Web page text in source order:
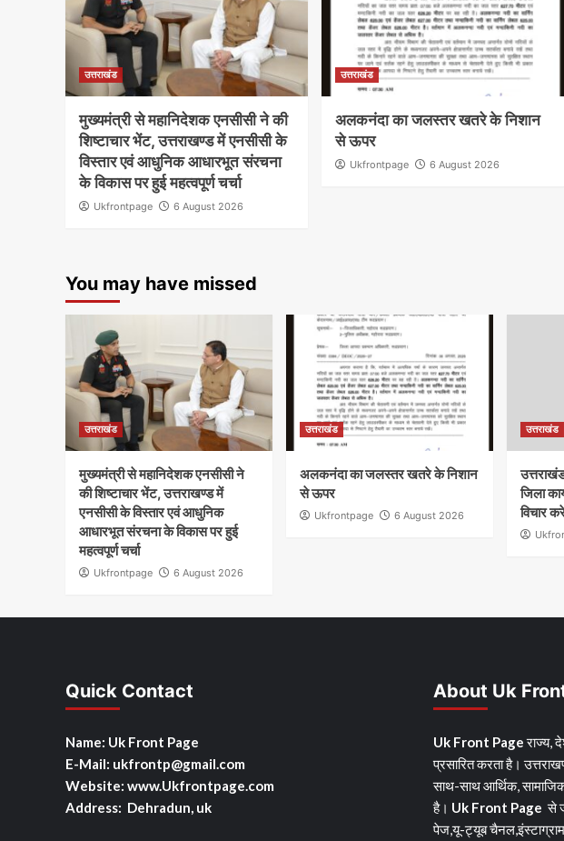
उत्तराखंड
मुख्यमंत्री से महानिदेशक एनसीसी ने की
शिष्टाचार भेंट, उत्तराखण्ड में एनसीसी के
विस्तार एवं आधुनिक आधारभूत संरचना
के विकास पर हुई महत्वपूर्ण चर्चा
Ukfrontpage 6 August 2026
उत्तराखंड
अलकनंदा का जलस्तर खतरे के निशान
से ऊपर
Ukfrontpage 6 August 2026
You may have missed
उत्तराखंड
मुख्यमंत्री से महानिदेशक एनसीसी ने
की शिष्टाचार भेंट, उत्तराखण्ड में
एनसीसी के विस्तार एवं आधुनिक
आधारभूत संरचना के विकास पर हुई
महत्वपूर्ण चर्चा
Ukfrontpage 6 August 2026
उत्तराखंड
अलकनंदा का जलस्तर खतरे के निशान
से ऊपर
Ukfrontpage 6 August 2026
उत्तराखंड
जिला
विचार
Quick Contact
Name: Uk Front Page
E-Mail: ukfrontp@gmail.com
Website: www.Ukfrontpage.com
Address: Dehradun, uk
About Uk
Uk Front Pageराज्य,
प्रसारित करता है।
साथ-साथ आर्थिक, सामाजिक
है। Uk Front Page से
पेज,यू-ट्यूब